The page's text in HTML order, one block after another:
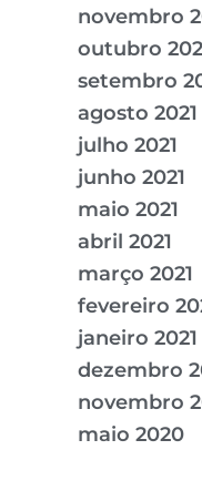
novembro
outubro
setembro
agosto 2021
julho 2021
junho 2021
maio 2021
abril 2021
março 2021
fevereiro
janeiro 2021
dezembro
novembro
maio 2020